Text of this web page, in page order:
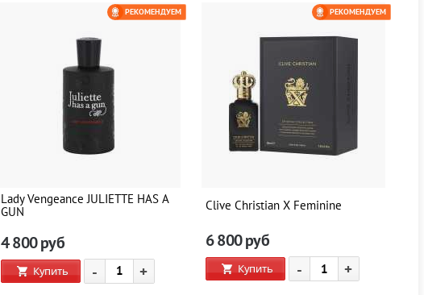
Lady Vengeance JULIETTE HAS A
GUN
4 800руб
Купить - +
РЕКОМЕНДУЕМ
Clive Christian X Feminine
6 800руб
Купить - +
РЕКОМЕНДУЕМ